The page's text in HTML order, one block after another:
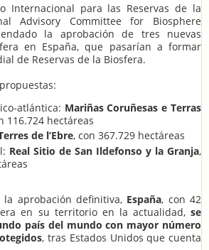
Internacional para las Reservas de la
Advisory Committee for Biosphere
la aprobación de tres nuevas
en España, que pasarían a formar
de Reservas de la Biosfera.
atlántica: Mariñas Coruñesas e Terras
116.724 hectáreas
de l’Ebre, con 367.729 hectáreas
Real Sitio de San Ildefonso y la Granja,
la aprobación definitiva, España, con 42
en su territorio en la actualidad, se
país del mundo con mayor número
, tras Estados Unidos que cuenta